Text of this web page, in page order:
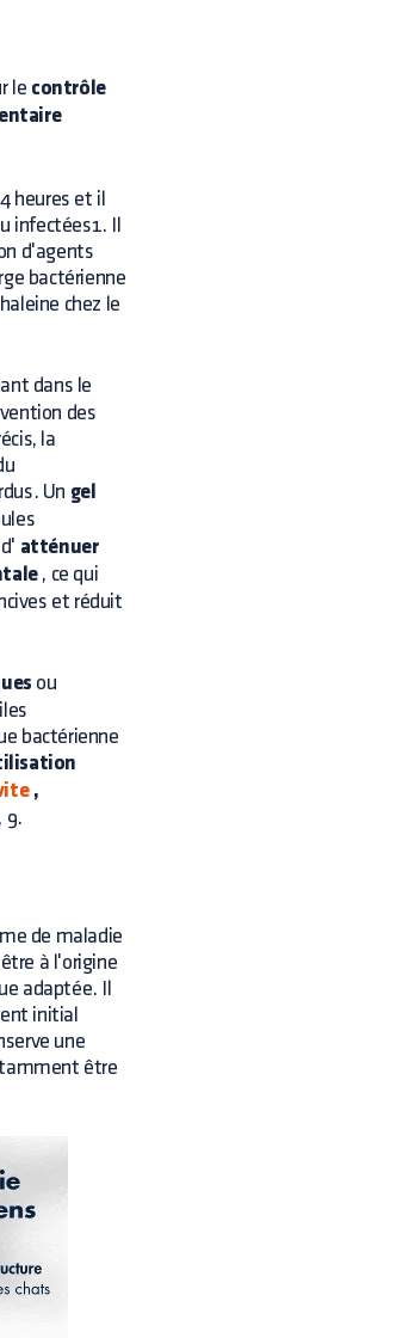
le contrôle
heures et il
infectées1. Il
d'agents
bactérienne
chez le
dans le
des
la
Un gel
atténuer
, ce qui
et réduit
ou
bactérienne
,
9.
de maladie
à l'origine
adaptée. Il
initial
une
être